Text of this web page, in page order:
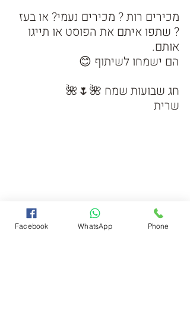
מכירים רות ? מכירים נעמי? או בעז
? שתפו איתם את הפוסט או תייגו
אותם.
הם ישמחו לשיתוף 😊
חג שבועות שמח 🌺🌷🌺
שרית
Facebook WhatsApp Phone